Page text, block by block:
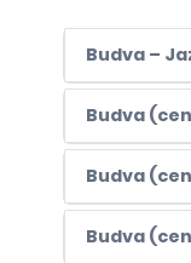
Budva –
Budva
Budva
Budva